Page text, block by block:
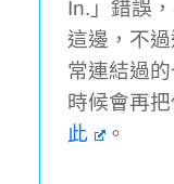
In.」錯誤
這邊，不
常連結過
時候會再
此
。